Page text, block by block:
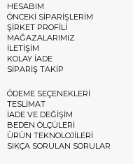
HESABIM
ÖNCEKİ SİPARİŞLERİM
ŞİRKET PROFİLİ
MAĞAZALARIMIZ
İLETİŞİM
KOLAY İADE
SİPARİŞ TAKİP
ÖDEME SEÇENEKLERİ
TESLİMAT
İADE VE DEĞİŞİM
BEDEN ÖLÇÜLERİ
ÜRÜN TEKNOLOJİLERİ
SIKÇA SORULAN SORULAR